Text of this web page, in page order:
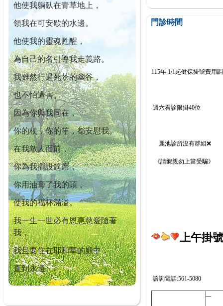
他使我躺臥在青草地上，
領我在可安歇的水邊。
他使我的靈魂甦醒，
為自己的名引導我走義路。
我雖然行過死蔭的幽谷，
也不怕遭害。
因為你與我同在，
你的杖，你的竿，都安慰我。
在我敵人面前，
你為我擺設筵席；
你用油膏了我的頭，
使我的福杯滿溢。
我一生一世必有恩惠慈愛隨著
我，
我且要住在耶和華的殿中，
直到永遠。
門診時間
115年 1/1起健保掛號費用
週六看診限掛40位
麗池診所沒有群組❌
《請鄉親勿上當受騙》
上午掛
諮詢電話:561-5080
一